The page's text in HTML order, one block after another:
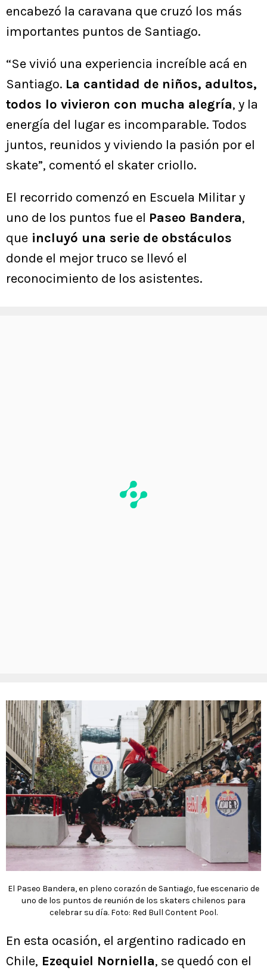
encabezó la caravana que cruzó los más
importantes puntos de Santiago.
“Se vivió una experiencia increíble acá en
Santiago. La cantidad de niños, adultos,
todos lo vivieron con mucha alegría, y la
energía del lugar es incomparable. Todos
juntos, reunidos y viviendo la pasión por el
skate”, comentó el skater criollo.
El recorrido comenzó en Escuela Militar y
uno de los puntos fue el Paseo Bandera,
que incluyó una serie de obstáculos
donde el mejor truco se llevó el
reconocimiento de los asistentes.
El Paseo Bandera, en pleno corazón de Santiago, fue escenario de
uno de los puntos de reunión de los skaters chilenos para
celebrar su día. Foto: Red Bull Content Pool.
En esta ocasión, el argentino radicado en
Chile, Ezequiel Norniella, se quedó con el